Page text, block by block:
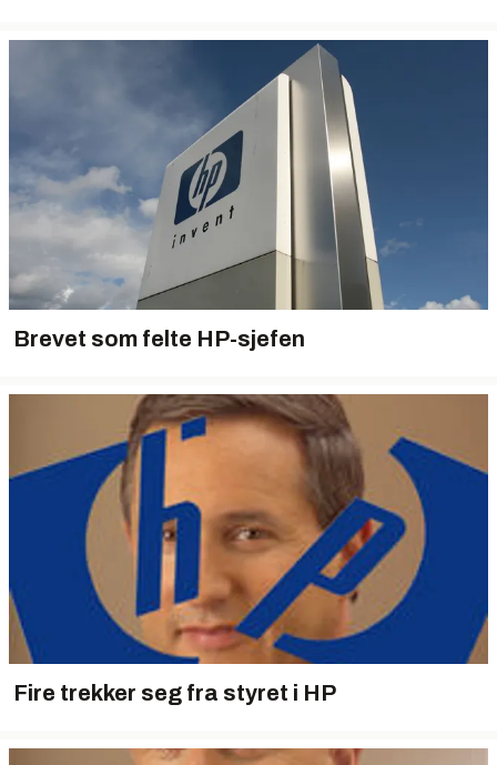
Brevet som felte HP-sjefen
Fire trekker seg fra styret i HP